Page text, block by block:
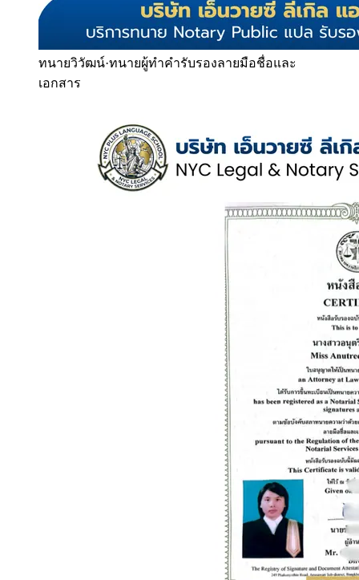
ทนายวิวัฒน์·ทนายผู้ทำคำรับรองลายมือชื่อและ
เอกสาร